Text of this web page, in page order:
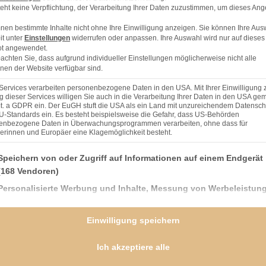
Zucker cremig aufschlagen, Eier
Mehlmasse abwechselnd mit dem
die Mandeln unterrühren, dann den Teig
keine Verpflichtung, der Verarbeitung Ihrer Daten zuzustimmen, um dieses
bestimmte Inhalte nicht ohne Ihre Einwilligung anzeigen. Sie können Ihre
unter Einstellungen widerrufen oder anpassen. Ihre Auswahl wird nur auf dieses
angewendet.
Sie, dass aufgrund individueller Einstellungen möglicherweise nicht alle
der Website verfügbar sind.
verarbeiten personenbezogene Daten in den USA. Mit Ihrer Einwilligung
dieser Services willigen Sie auch in die Verarbeitung Ihrer Daten in den USA
a GDPR ein. Der EuGH stuft die USA als ein Land mit unzureichendem
Standards ein. Es besteht beispielsweise die Gefahr, dass US-Behörden
Daten in Überwachungsprogrammen verarbeiten, ohne dass für
und Europäer eine Klagemöglichkeit besteht.
finden Sie eine Liste der Zwecke des IAB Transparency and Consent Framework
von oder Zugriff auf Informationen auf einem Endgerät
Vendoren)
Werbung und Inhalte, Messung von
Verwendung genauer Standortdaten
(59 Vendoren)
Einwilligung speichern
Ich akzeptiere alle